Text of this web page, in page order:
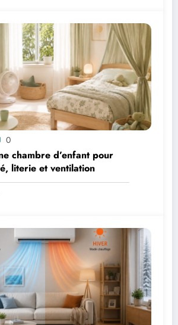
0
chambre d’enfant pour
literie et ventilation